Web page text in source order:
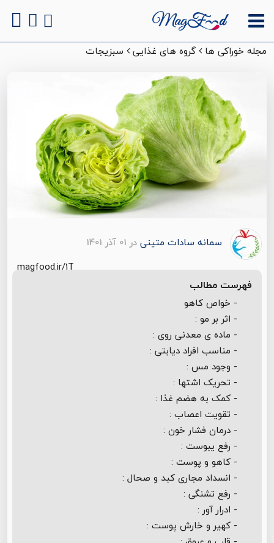
مجله خوراکی ها گروه های غذایی سبزیجات
سمانه سادات متینیدر 01 آذر 1401
magfood.ir/1T
فهرست مطالب
- خواص کاهو
- اثر بر مو :
- ماده ی معدنی روی :
- مناسب افراد دیابتی :
- وجود مس :
- تحریک اشتها :
- کمک به هضم غذا :
- تقویت اعصاب :
- درمان فشار خون :
- رفع یبوست :
- کاهو و پوست :
- انسداد مجاری کبد و صحال :
- رفع تشنگی :
- ادرار آور :
- کهیر و خارش پوست :